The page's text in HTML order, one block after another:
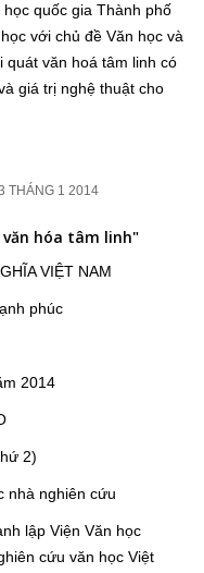
quốc gia Thành phố
với chủ đề Văn học và
quát văn hoá tâm linh có
giá trị nghệ thuật cho
THÁNG 1 2014
văn hóa tâm linh"
VIỆT NAM
phúc
2014
2)
nhà nghiên cứu
lập Viện Văn học
cứu văn học Việt